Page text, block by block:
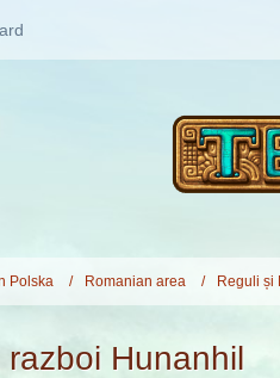
Polska Romanian area Reguli și
Hunanhil